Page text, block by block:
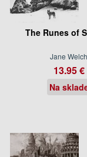
The Runes of
Jane Welch
13.95 €
Na